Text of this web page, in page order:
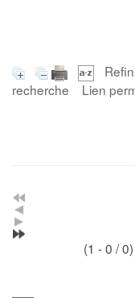
recherche
Lien
(1 - 0 / 0)